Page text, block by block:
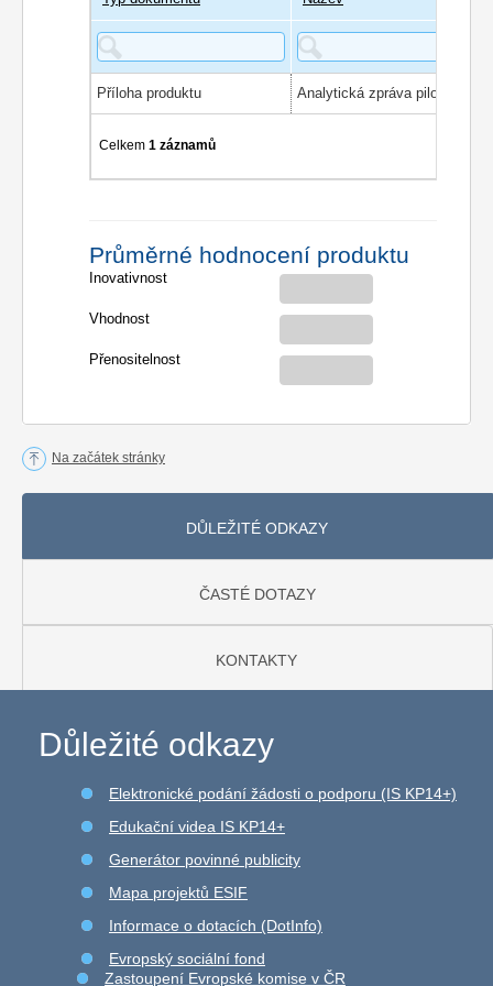
Příloha produktu
Celkem1 záznamů
Průměrné hodnocení produktu
Inovativnost
Vhodnost
Přenositelnost
Na začátek stránky
DŮLEŽITÉ ODKAZY
ČASTÉ DOTAZY
KONTAKTY
Důležité odkazy
Elektronické podání žádosti o podporu (IS KP14+)
Edukační videa IS KP14+
Generátor povinné publicity
Mapa projektů ESIF
Informace o dotacích (DotInfo)
Evropský sociální fond
Zastoupení Evropské komise v ČR